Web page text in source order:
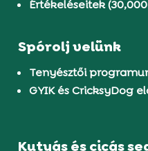
Értékeléseitek
Spórolj velünk
Tenyésztői
GYIK és CricksyDog
Kutyás és cicás